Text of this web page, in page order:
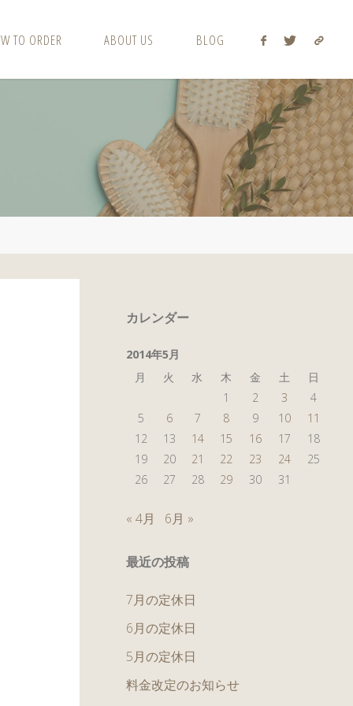
TO ORDER ABOUT US BLOG
カレンダー
2014年5月
月
火 水 木 金 土
日
1
2 3
4
5
6 7 8 9 10
11
12
13 14 15 16 17
18
19
20 21 22 23 24
25
26
27 28 29 30 31
« 4月 6月 »
最近の投稿
7月の定休日
6月の定休日
5月の定休日
料金改定のお知らせ